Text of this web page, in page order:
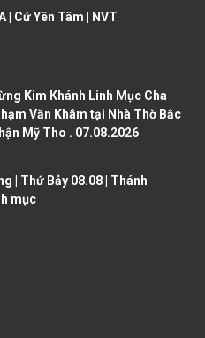
| Cứ Yên Tâm | NVT
Kim Khánh Linh Mục Cha
Văn Khâm tại Nhà Thờ Bắc
Mỹ Tho . 07.08.2026
| Thứ Bảy 08.08 | Thánh
mục